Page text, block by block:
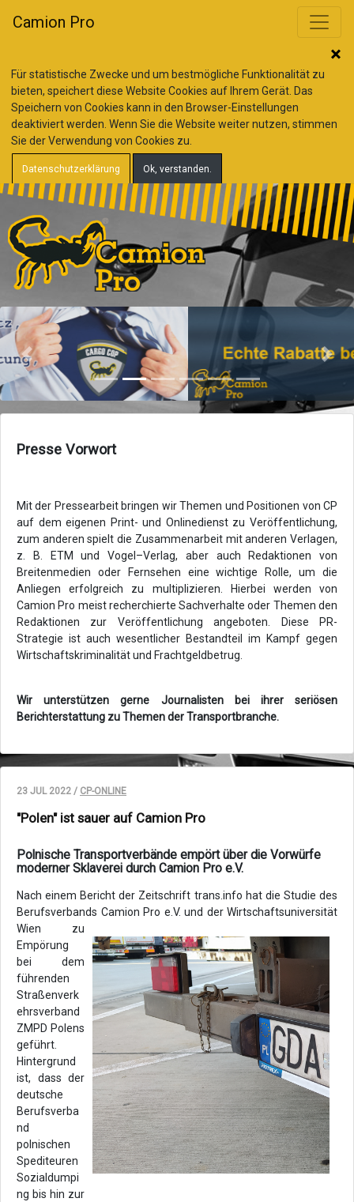
Für statistische Zwecke und um bestmögliche Funktionalität zu
bieten, speichert diese Website Cookies auf Ihrem Gerät. Das
Speichern von Cookies kann in den Browser-Einstellungen
deaktiviert werden. Wenn Sie die Website weiter nutzen, stimmen
Sie der Verwendung von Cookies zu.
Datenschutzerklärung Ok, verstanden.
Camion Pro
Zurück Vor
Presse Vorwort
Mit der Pressearbeit bringen wir Themen und Positionen von CP
auf dem eigenen Print- und Onlinedienst zu Veröffentlichung,
zum anderen spielt die Zusammenarbeit mit anderen Verlagen,
z. B. ETM und Vogel–Verlag, aber auch Redaktionen von
Breitenmedien oder Fernsehen eine wichtige Rolle, um die
Anliegen erfolgreich zu multiplizieren. Hierbei werden von
Camion Pro meist recherchierte Sachverhalte oder Themen den
Redaktionen zur Veröffentlichung angeboten. Diese PR-
Strategie ist auch wesentlicher Bestandteil im Kampf gegen
Wirtschaftskriminalität und Frachtgeldbetrug.
Wir unterstützen gerne Journalisten bei ihrer seriösen
Berichterstattung zu Themen der Transportbranche.
23 JUL 2022 / CP-ONLINE
"Polen" ist sauer auf Camion Pro
Polnische Transportverbände empört über die Vorwürfe
moderner Sklaverei durch Camion Pro e.V.
Nach einem Bericht der Zeitschrift trans.info hat die Studie des
Berufsverbands Camion Pro e.V. und der Wirtschaftsuniversität
Wien zu
Empörung
bei dem
führenden
Straßenverk
ehrsverband
ZMPD Polens
geführt.
Hintergrund
ist, dass der
deutsche
Berufsverba
nd
polnischen
Spediteuren
Sozialdumpi
ng bis hin zur